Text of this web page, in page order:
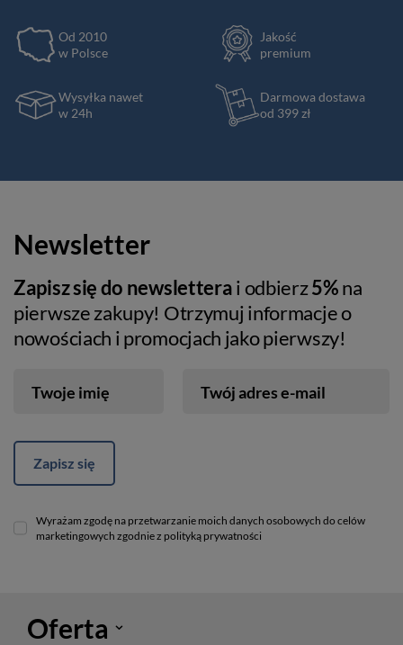
Od 2010
w Polsce
Jakość
premium
Wysyłka nawet
w 24h
Darmowa dostawa
od 399 zł
Newsletter
Zapisz się do newsletterai odbierz5%na
pierwsze zakupy! Otrzymuj informacje o
nowościach i promocjach jako pierwszy!
Twoje imię Twój adres e-mail
Zapisz się
Wyrażam zgodę na przetwarzanie moich danych osobowych do celów
marketingowych zgodnie z polityką prywatności
Oferta